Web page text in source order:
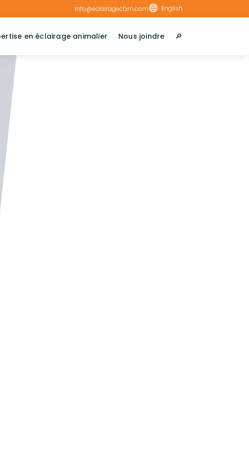
info@eclairagecbm.com English
en éclairage animalier Nous joindre 🔎︎